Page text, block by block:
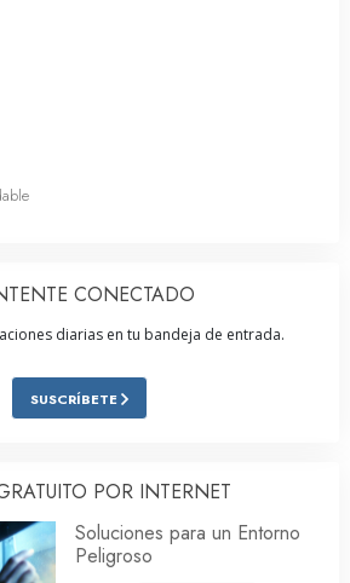
CONECTADO
diarias en tu bandeja de entrada.
SUSCRÍBETE
POR INTERNET
Soluciones para un Entorno
Peligroso